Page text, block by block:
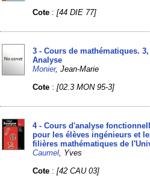
Cote :[44 DIE 77]
3 - Cours de mathématiques.
Analyse
Monier, Jean-Marie
Cote :[02.3 MON 95-3]
4 - Cours d'analyse
pour les élèves ingénieurs et
filières mathématiques de
Caumel , Yves
Cote :[42 CAU 03]